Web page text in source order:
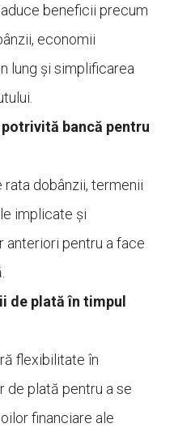
beneficii precum
economii
lung și simplificarea
bancă pentru
dobânzii, termenii
implicate și
anteriori pentru a face
de plată în timpul
flexibilitate în
de plată pentru a se
financiare ale